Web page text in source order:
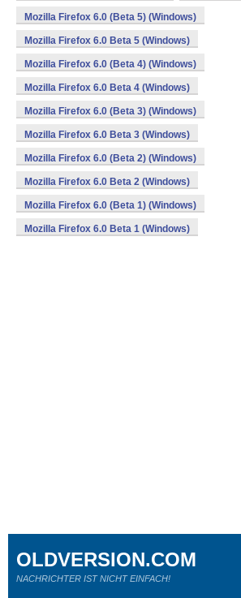
Mozilla Firefox 6.0 (Beta 5) (Windows)
Mozilla Firefox 6.0 Beta 5 (Windows)
Mozilla Firefox 6.0 (Beta 4) (Windows)
Mozilla Firefox 6.0 Beta 4 (Windows)
Mozilla Firefox 6.0 (Beta 3) (Windows)
Mozilla Firefox 6.0 Beta 3 (Windows)
Mozilla Firefox 6.0 (Beta 2) (Windows)
Mozilla Firefox 6.0 Beta 2 (Windows)
Mozilla Firefox 6.0 (Beta 1) (Windows)
Mozilla Firefox 6.0 Beta 1 (Windows)
OLDVERSION.COM
NACHRICHTER IST NICHT EINFACH!